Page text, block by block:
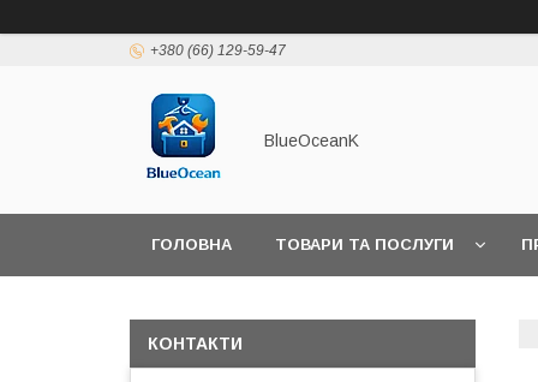
+380 (66) 129-59-47
BlueOceanK
ГОЛОВНА ТОВАРИ ТА ПОСЛУГИ
КОНТАКТИ